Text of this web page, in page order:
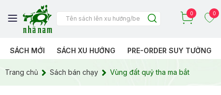
0 0
SÁCH MỚI SÁCH XU HƯỚNG PRE-ORDER SUY TƯỞNG
Trang chủ Sách bán chạy Vùng đất quỷ tha ma bắt